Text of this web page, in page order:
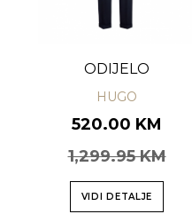
ODIJELO
HUGO
520.00 KM
1,299.95 KM
VIDI DETALJE